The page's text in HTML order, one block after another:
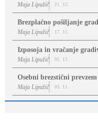
Maja Lipužič 21. 12.
Brezplačno pošiljanje
Maja Lipužič 17. 11.
Izposoja in vračanje
Maja Lipužič 05. 11.
Osebni brezstični
Maja Lipužič 05. 11.